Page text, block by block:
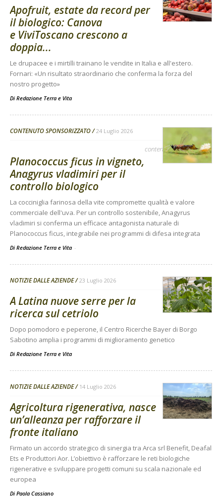
Apofruit, estate da record per
il biologico: Canova
e ViviToscano crescono a
doppia...
Le drupacee e i mirtilli trainano le vendite in Italia e all'estero.
Fornari: «Un risultato straordinario che conferma la forza del
nostro progetto»
Di Redazione Terra e Vita
CONTENUTO SPONSORIZZATO 24 Luglio 2026
contenuto sponsorizzato
Planococcus ficus in vigneto,
Anagyrus vladimiri per il
controllo biologico
La cocciniglia farinosa della vite compromette qualità e valore
commerciale dell'uva. Per un controllo sostenibile, Anagyrus
vladimiri si conferma un efficace antagonista naturale di
Planococcus ficus, integrabile nei programmi di difesa integrata
Di Redazione Terra e Vita -
NOTIZIE DALLE AZIENDE 23 Luglio 2026
A Latina nuove serre per la
ricerca sul cetriolo
Dopo pomodoro e peperone, il Centro Ricerche Bayer di Borgo
Sabotino amplia i programmi di miglioramento genetico
Di Redazione Terra e Vita
NOTIZIE DALLE AZIENDE 14 Luglio 2026
Agricoltura rigenerativa, nasce
un’alleanza per rafforzare il
fronte italiano
Firmato un accordo strategico di sinergia tra Arca srl Benefit, Deafal
Ets e Produttori Aor. L’obiettivo è rafforzare le reti biologiche
rigenerative e sviluppare progetti comuni su scala nazionale ed
europea
Di Paola Cassiano